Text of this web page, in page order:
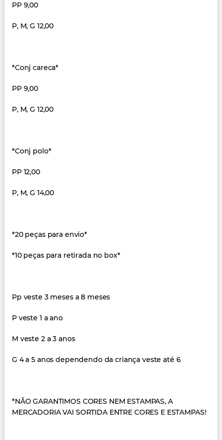
PP 9,00
P, M, G 12,00
*Conj careca*
PP 9,00
P, M, G 12,00
*Conj polo*
PP 12,00
P, M, G 14,00
*20 peças para envio*
*10 peças para retirada no box*
Pp veste 3 meses a 8 meses
P veste 1 a ano
M veste 2 a 3 anos
G 4 a 5 anos dependendo da criança veste até 6
*NÃO GARANTIMOS CORES NEM ESTAMPAS, A
MERCADORIA VAI SORTIDA ENTRE CORES E ESTAMPAS!